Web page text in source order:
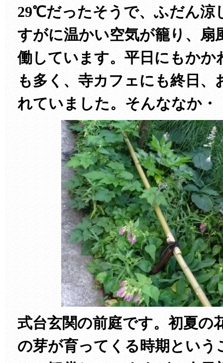
29℃だったそうで、ふだん涼
すがに温かい空気が籠り、扇
働しています。平日にもかか
も多く、寺カフェにも終日、
れていました。そんななか・
式台玄関の前庭です。初夏の
の芽が育ってくる時期という